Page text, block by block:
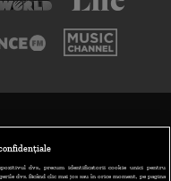
dvs., precum identificatorii cookie unici pentru
dvs. făcând clic mai jos sau în orice moment, pe pagina